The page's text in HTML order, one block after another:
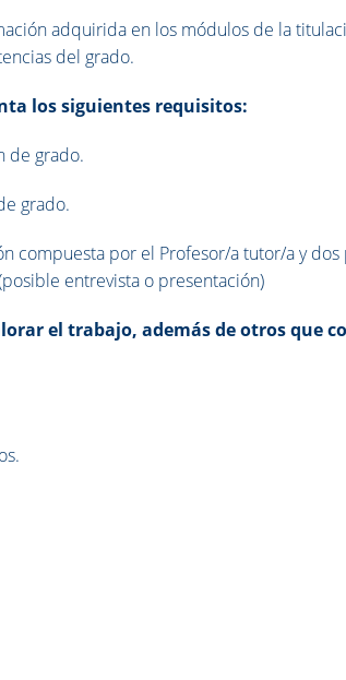
adquirida en los módulos de la
del grado.
los siguientes requisitos:
de grado.
grado.
compuesta por el Profesor/a tutor/a y
entrevista o presentación)
el trabajo, además de otros que